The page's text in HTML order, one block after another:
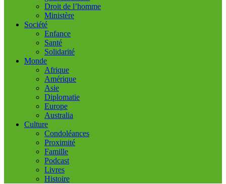
Droit de l’homme
Ministère
Société
Enfance
Santé
Solidarité
Monde
Afrique
Amérique
Asie
Diplomatie
Europe
Australia
Culture
Condoléances
Proximité
Famille
Podcast
Livres
Histoire